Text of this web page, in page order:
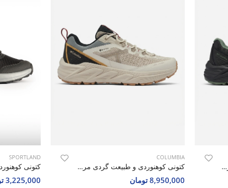
کتونی کوهنوردی و طبیعت گردی مردانه کلمبیا Columbia Columbia Aqua M
COLUMBIA
کتونی کوهنوردی و طبیعت گردی مردانه کلمبیا Columbia Columbia Aqua M
8,950,000 تومان
SPORTLAND
3,225,000 تومان